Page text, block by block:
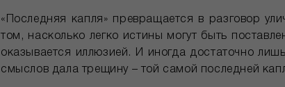
«Последняя капля» превращается в разговор
том, насколько легко истины могут быть
оказывается иллюзией. И иногда достаточно
смыслов дала трещину – той самой последней